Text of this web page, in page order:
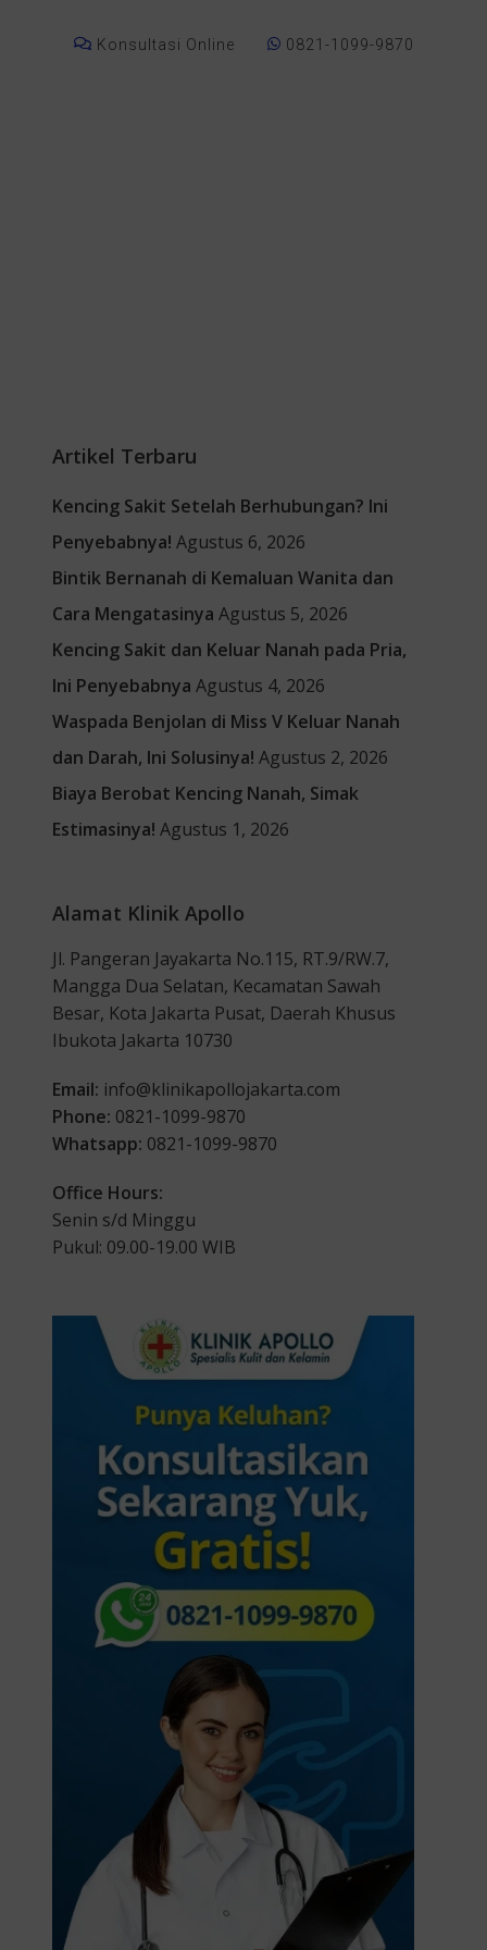
Konsultasi Online 0821-1099-9870
Artikel Terbaru
Kencing Sakit Setelah Berhubungan? Ini
Penyebabnya! Agustus 6, 2026
Bintik Bernanah di Kemaluan Wanita dan
Cara Mengatasinya Agustus 5, 2026
Kencing Sakit dan Keluar Nanah pada Pria,
Ini Penyebabnya Agustus 4, 2026
Waspada Benjolan di Miss V Keluar Nanah
dan Darah, Ini Solusinya! Agustus 2, 2026
Biaya Berobat Kencing Nanah, Simak
Estimasinya! Agustus 1, 2026
Alamat Klinik Apollo
Jl. Pangeran Jayakarta No.115, RT.9/RW.7,
Mangga Dua Selatan, Kecamatan Sawah
Besar, Kota Jakarta Pusat, Daerah Khusus
Ibukota Jakarta 10730
Email: info@klinikapollojakarta.com
Phone: 0821-1099-9870
Whatsapp: 0821-1099-9870
Office Hours:
Senin s/d Minggu
Pukul: 09.00-19.00 WIB